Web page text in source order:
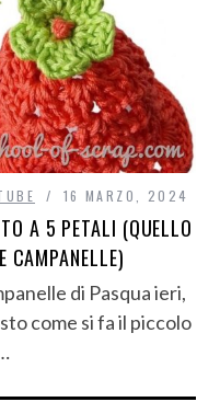
16 MARZO, 2024
A 5 PETALI (QUELLO
CAMPANELLE)
di Pasqua ieri,
come si fa il piccolo